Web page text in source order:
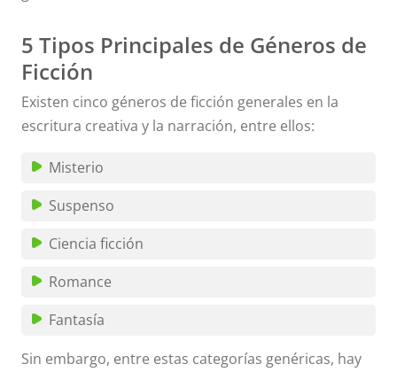
5 Tipos Principales de Géneros de
Ficción
Existen cinco géneros de ficción generales en la
escritura creativa y la narración, entre ellos:
Misterio
Suspenso
Ciencia ficción
Romance
Fantasía
Sin embargo, entre estas categorías genéricas, hay